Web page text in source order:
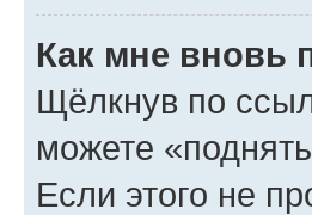
Как мне вновь
Щёлкнув по
можете
Если этого не